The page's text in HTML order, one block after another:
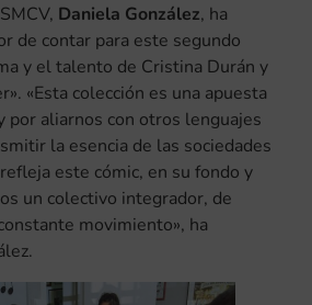
Daniela González, ha
de contar para este segundo
y el talento de Cristina Durán y
«Esta colección es una apuesta
por aliarnos con otros lenguajes
la esencia de las sociedades
este cómic, en su fondo y
un colectivo integrador, de
movimiento», ha